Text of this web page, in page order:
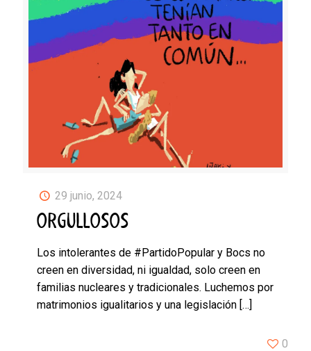
29 junio, 2024
ORGULLOSOS
Los intolerantes de #PartidoPopular y Bocs no
creen en diversidad, ni igualdad, solo creen en
familias nucleares y tradicionales. Luchemos por
matrimonios igualitarios y una legislación […]
0